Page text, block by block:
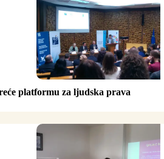
platformu za ljudska prava